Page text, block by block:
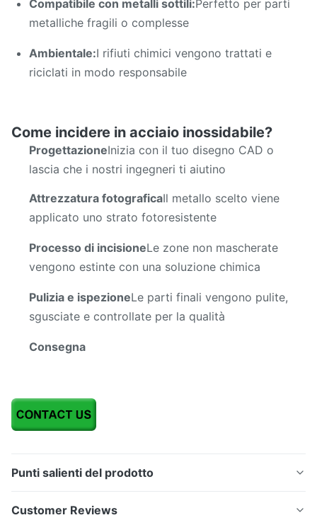
Compatibile con metalli sottili:Perfetto per parti
metalliche fragili o complesse
Ambientale:I rifiuti chimici vengono trattati e
riciclati in modo responsabile
Come incidere in acciaio inossidabile?
ProgettazioneInizia con il tuo disegno CAD o
lascia che i nostri ingegneri ti aiutino
Attrezzatura fotograficaIl metallo scelto viene
applicato uno strato fotoresistente
Processo di incisioneLe zone non mascherate
vengono estinte con una soluzione chimica
Pulizia e ispezioneLe parti finali vengono pulite,
sgusciate e controllate per la qualità
Consegna
Punti salienti del prodotto
Customer Reviews